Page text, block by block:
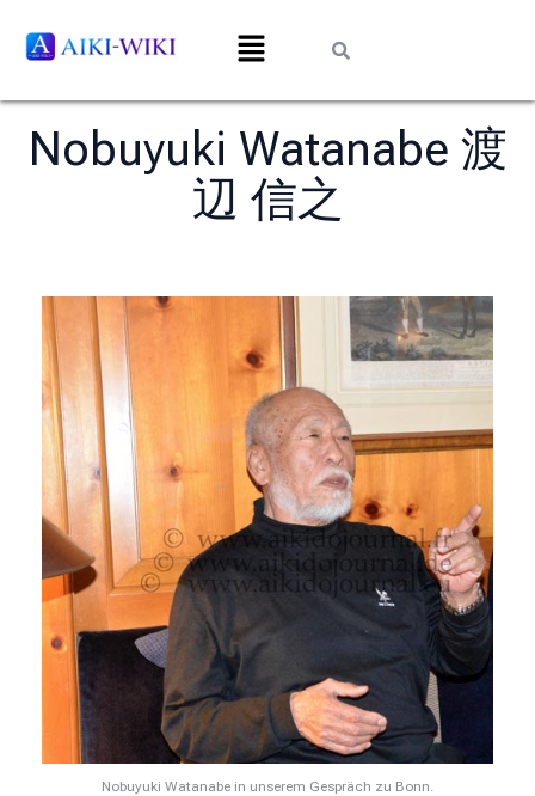
Nobuyuki Watanabe 渡
辺 信之
Nobuyuki Watanabe in unserem Gespräch zu Bonn.